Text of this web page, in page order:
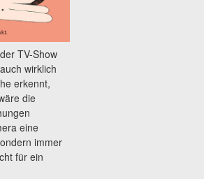
TV-Show
wirklich
erkennt,
die
eine
immer
für ein